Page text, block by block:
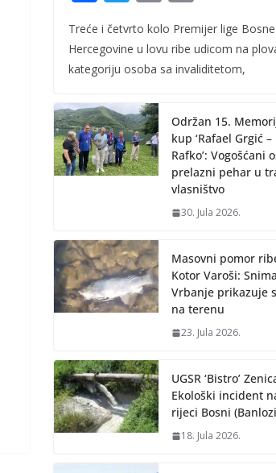
ac
e
b
o
k
w
itt
er
ai
l
p
y
n
k
Treće i četvrto kolo Premijer lige
Hercegovine u lovu ribe udicom na
kategoriju osoba sa invaliditetom,
Održan 15.
kup ‘Rafael Grgić –
Rafko’: Vogošćani
prelazni pehar u
vlasništvo
30. Jula 2026.
Masovni pomor
Kotor Varoši:
Vrbanje prikazuje
na terenu
23. Jula 2026.
UGSR ‘Bistro’
Ekološki incident
rijeci Bosni
18. Jula 2026.